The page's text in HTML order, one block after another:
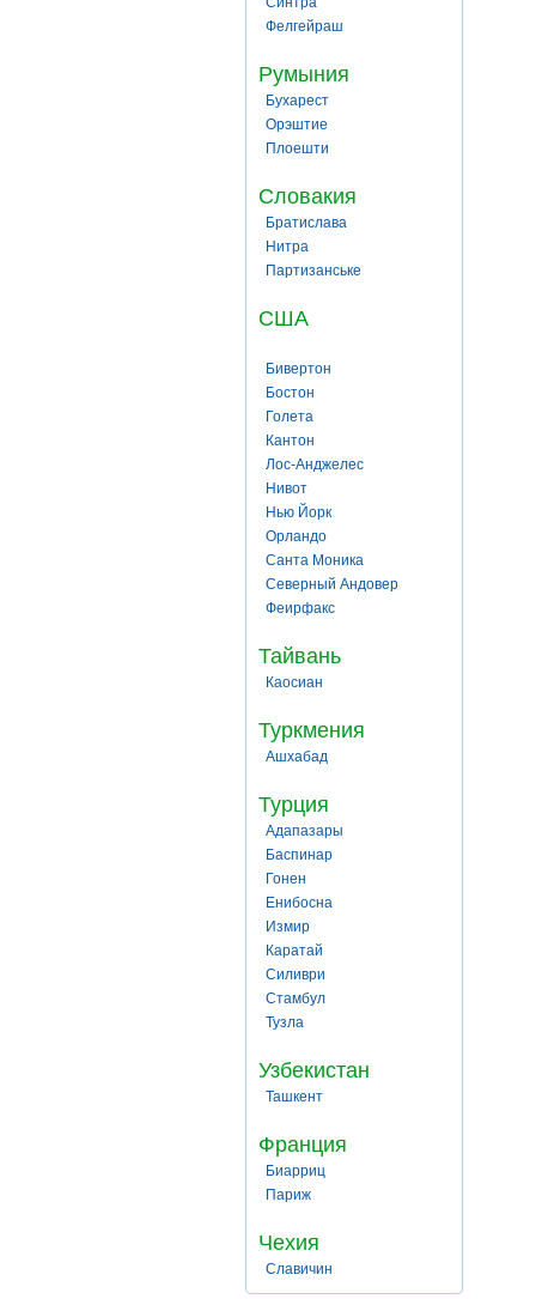
Фелгейраш
Румыния
Бухарест
Орэштие
Плоешти
Словакия
Братислава
Нитра
Партизанське
США
Бивертон
Бостон
Голета
Кантон
Лос-Анджелес
Нивот
Нью Йорк
Орландо
Санта Моника
Северный Андовер
Феирфакс
Тайвань
Каосиан
Туркмения
Ашхабад
Турция
Адапазары
Баспинар
Гонен
Енибосна
Измир
Каратай
Силиври
Стамбул
Тузла
Узбекистан
Ташкент
Франция
Биарриц
Париж
Чехия
Славичин